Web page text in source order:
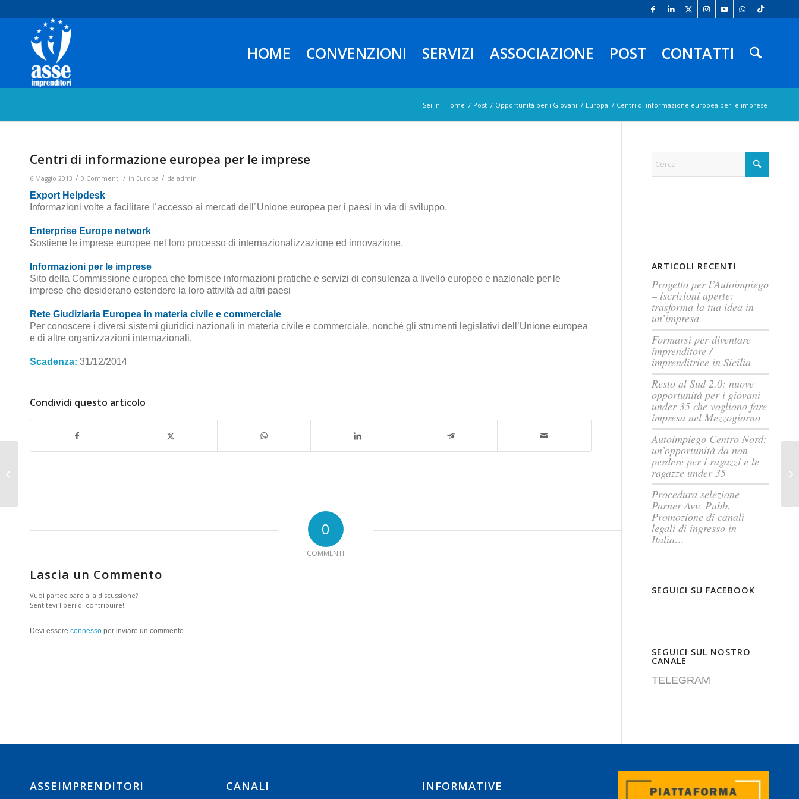
HOME CONVENZIONI SERVIZI ASSOCIAZIONE POST CONTATTI
Sei in: Home / Post / Opportunità per i Giovani / Europa / Centri di informazione europea per le imprese
Centri di informazione europea per le imprese
6 Maggio 2013 / 0 Commenti / in Europa / da admin
Export Helpdesk
Informazioni volte a facilitare l´accesso ai mercati dell´Unione europea per i paesi in via di sviluppo.
Enterprise Europe network
Sostiene le imprese europee nel loro processo di internazionalizzazione ed innovazione.
Informazioni per le imprese
Sito della Commissione europea che fornisce informazioni pratiche e servizi di consulenza a livello europeo e nazionale per le
imprese che desiderano estendere la loro attività ad altri paesi
Rete Giudiziaria Europea in materia civile e commerciale
Per conoscere i diversi sistemi giuridici nazionali in materia civile e commerciale, nonché gli strumenti legislativi dell’Unione europea
e di altre organizzazioni internazionali.
Scadenza: 31/12/2014
Condividi questo articolo
0
COMMENTI
Lascia un Commento
Vuoi partecipare alla discussione?
Sentitevi liberi di contribuire!
Devi essere connesso per inviare un commento.
ARTICOLI RECENTI
Progetto per l’Autoimpiego
– iscrizioni aperte:
trasforma la tua idea in
un’impresa
Formarsi per diventare
imprenditore /
imprenditrice in Sicilia
Resto al Sud 2.0: nuove
opportunità per i giovani
under 35 che vogliono fare
impresa nel Mezzogiorno
Autoimpiego Centro Nord:
un’opportunità da non
perdere per i ragazzi e le
ragazze under 35
Procedura selezione
Parner Avv. Pubb.
Promozione di canali
legali di ingresso in
Italia…
SEGUICI SU FACEBOOK
SEGUICI SUL NOSTRO
CANALE
TELEGRAM
ASSEIMPRENDITORI CANALI INFORMATIVE
i